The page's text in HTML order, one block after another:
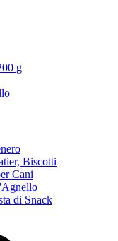
g
Biscotti
Cani
di Snack